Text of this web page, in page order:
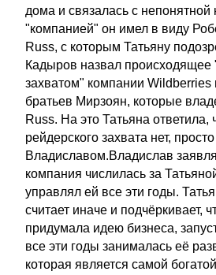
дома и связалась с
"компанией" он имел в виду
Russ, с которым Татьяну
Кадыров назвал происходящее
захватом" компании
братьев Мирзоян, которые
Russ. На это Татьяна ответила,
рейдерского захвата нет,
Владиславом.Владислав
компания числилась за
управлял ей все эти годы.
считает иначе и подчёркивает,
придумала идею бизнеса,
все эти годы занималась её
которая является самой